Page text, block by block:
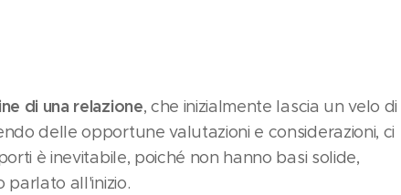
di una relazione, che inizialmente lascia un velo di
delle opportune valutazioni e considerazioni, ci
è inevitabile, poiché non hanno basi solide,
parlato all'inizio.